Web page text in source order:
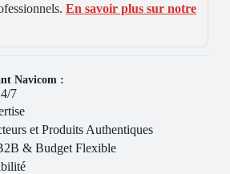
En savoir plus sur notre
Navicom :
7
et Produits Authentiques
& Budget Flexible